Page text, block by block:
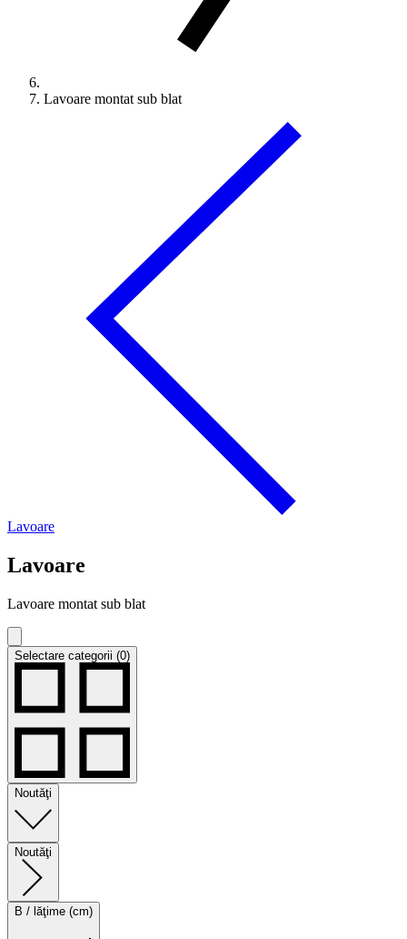
Lavoare montat sub blat
Lavoare
Lavoare
Lavoare montat sub blat
Selectare categorii (0)
Noutăţi
Noutăţi
B / lăţime (cm)